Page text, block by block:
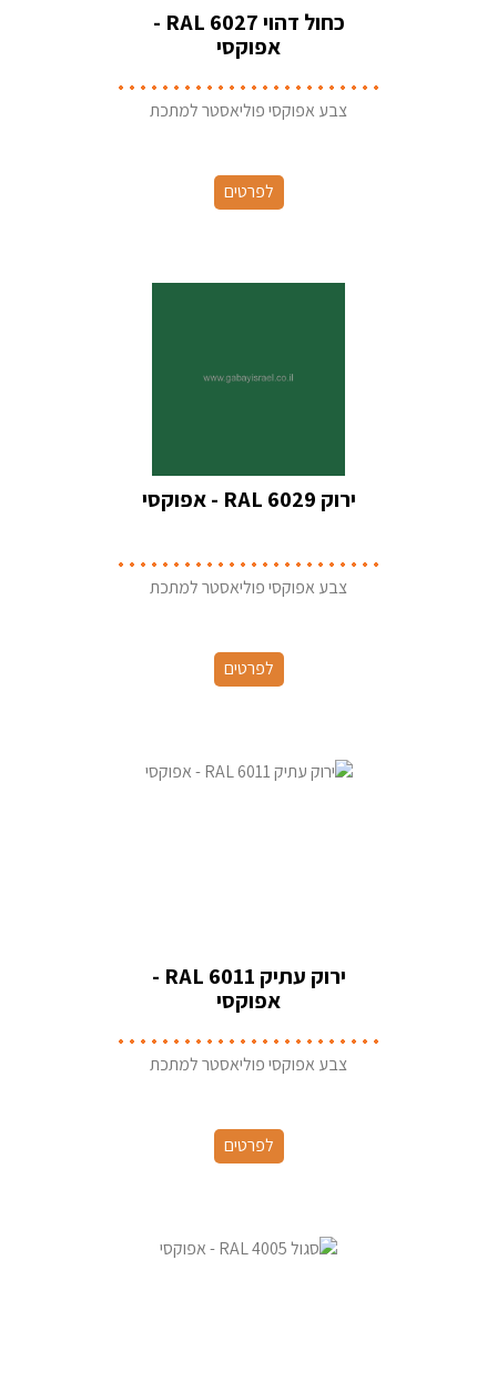
כחול דהוי RAL 6027 -
אפוקסי
צבע אפוקסי פוליאסטר למתכת
לפרטים
ירוק RAL 6029 - אפוקסי
צבע אפוקסי פוליאסטר למתכת
לפרטים
ירוק עתיק RAL 6011 -
אפוקסי
צבע אפוקסי פוליאסטר למתכת
לפרטים